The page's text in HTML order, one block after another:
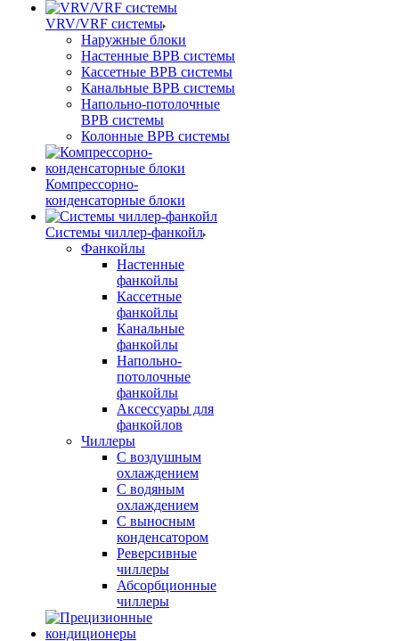
VRV/VRF системы
Наружные блоки
Настенные ВРВ системы
Кассетные ВРВ системы
Канальные ВРВ системы
Напольно-потолочные
ВРВ системы
Колонные ВРВ системы
Компрессорно-
конденсаторные блоки
Системы чиллер-фанкойл
Фанкойлы
Настенные
фанкойлы
Кассетные
фанкойлы
Канальные
фанкойлы
Напольно-
потолочные
фанкойлы
Аксессуары для
фанкойлов
Чиллеры
С воздушным
охлаждением
С водяным
охлаждением
С выносным
конденсатором
Реверсивные
чиллеры
Абсорбционные
чиллеры